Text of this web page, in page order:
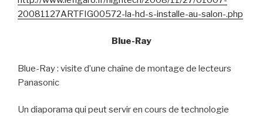
20081127ARTFIG00572-la-hd-s-installe-au-salon-.php
Blue-Ray
Blue-Ray : visite d’une chaîne de montage de lecteurs
Panasonic
Un diaporama qui peut servir en cours de technologie